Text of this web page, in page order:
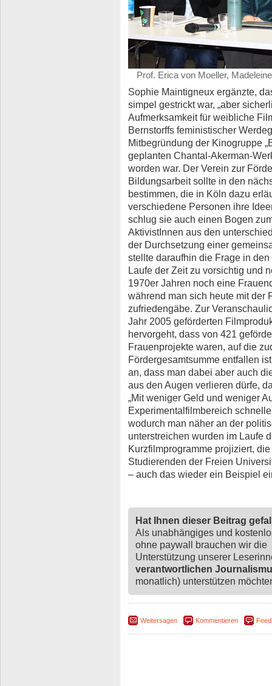
Prof. Erica von Moeller,
Sophie Maintigneux ergänzte,
simpel gestrickt war, „aber
Aufmerksamkeit für weibliche
Bernstorffs feministischer
Mitbegründung der Kinogruppe
geplanten Chantal-Akerman-
worden war. Der Verein zur
Bildungsarbeit sollte in den
bestimmen, die in Köln dazu
verschiedene Personen ihre
schlug sie auch einen Bogen
AktivistInnen aus den
der Durchsetzung einer
stellte daraufhin die Frage in
Laufe der Zeit zu vorsichtig und
1970er Jahren noch eine
während man sich heute mit der
zufriedengäbe. Zur
Jahr 2005 geförderten
hervorgeht, dass von 421
Frauenprojekte waren, auf die
Fördergesamtsumme entfallen
an, dass man dabei aber auch
aus den Augen verlieren dürfe,
„Mit weniger Geld und weniger
Experimentalfilmbereich
wodurch man näher an der
unterstreichen wurden im Laufe
Kurzfilmprogramme projiziert,
Studierenden der Freien
– auch das wieder ein Beispiel
Hat Ihnen dieser Beitrag
Als unabhängiges und
ohne paywall brauchen wir die
Unterstützung unserer
verantwortlichen
monatlich) unterstützen
Weitersagen Kommentieren